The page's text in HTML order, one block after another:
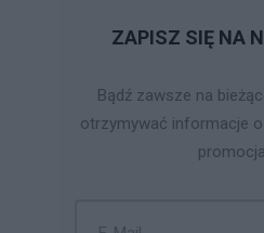
ZAPISZ SIĘ NA
Bądź zawsze na
otrzymywać informacje